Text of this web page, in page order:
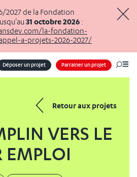
2027 de la Fondation
31 octobre 2026 :
la-fondation-
a-projets-2026-2027/
Déposer un projet Parrainer un projet
Retour aux projets
VERS LE
EMPLOI